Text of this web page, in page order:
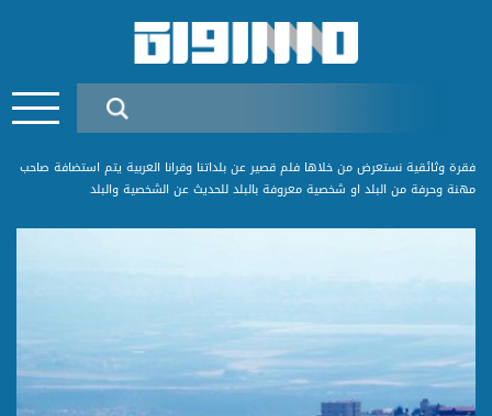
فقرة وثائقية نستعرض من خلاها فلم قصير عن بلداتنا وقرانا العربية يتم استضافة صاحب
مهنة وحرفة من البلد او شخصية معروفة بالبلد للحديث عن الشخصية والبلد